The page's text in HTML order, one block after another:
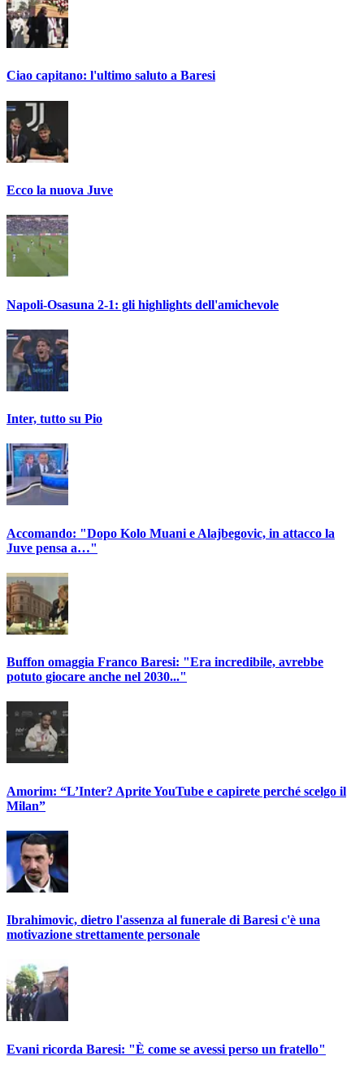
Ciao capitano: l'ultimo saluto a Baresi
Ecco la nuova Juve
Napoli-Osasuna 2-1: gli highlights dell'amichevole
Inter, tutto su Pio
Accomando: "Dopo Kolo Muani e Alajbegovic, in attacco la
Juve pensa a…"
Buffon omaggia Franco Baresi: "Era incredibile, avrebbe
potuto giocare anche nel 2030..."
Amorim: “L’Inter? Aprite YouTube e capirete perché scelgo il
Milan”
Ibrahimovic, dietro l'assenza al funerale di Baresi c'è una
motivazione strettamente personale
Evani ricorda Baresi: "È come se avessi perso un fratello"